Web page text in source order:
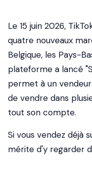
Le 15 juin 2026,
quatre nouveaux
Belgique, les Pays-
plateforme a lancé
permet à un
de vendre dans
tout son compte.
Si vous vendez déjà
mérite d'y regarder